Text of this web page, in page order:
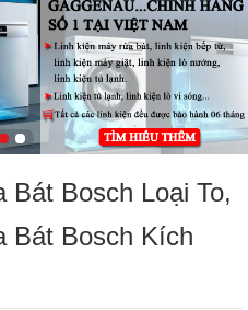
Bát Bosch Loại To,
Bát Bosch Kích